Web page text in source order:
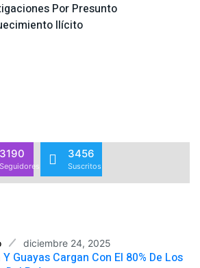
Por Presunto
Ilícito
3190
Seguidores
3456
Suscritos
diciembre 24, 2025
Guayas Cargan Con El 80% De Los